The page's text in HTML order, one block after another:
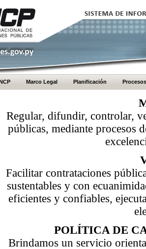
Marco Legal Planificación Procesos
Regular, difundir, controlar,
públicas, mediante procesos
Facilitar contrataciones
sustentables y con
eficientes y confiables,
POLÍTICA DE
Brindamos un servicio